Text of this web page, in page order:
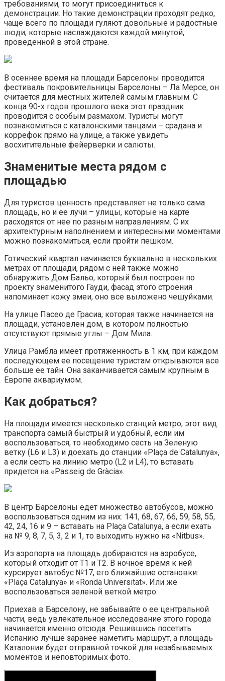
требованиями, то могут присоединиться к
демонстрации. Но такие демонстрации проходят редко,
чаще всего по площади гуляют довольные и радостные
люди, которые наслаждаются каждой минутой,
проведенной в этой стране.
В осеннее время на площади Барселоны проводится
фестиваль покровительницы Барселоны – Ла Мерсе, он
считается для местных жителей самым главным. С
конца 90-х годов прошлого века этот праздник
проводится с особым размахом. Туристы могут
познакомиться с каталонскими танцами – срадана и
коррефок прямо на улице, а также увидеть
восхитительные фейерверки и салюты.
Знаменитые места рядом с
площадью
Для туристов ценность представляет не только сама
площадь, но и ее лучи – улицы, которые на карте
расходятся от нее по разным направлениям. С их
архитектурным наполнением и интересными моментами
можно познакомиться, если пройти пешком.
Готический квартал начинается буквально в нескольких
метрах от площади, рядом с ней также можно
обнаружить Дом Бальо, который был построен по
проекту знаменитого Гауди, фасад этого строения
напоминает кожу змеи, оно все выложено чешуйками.
На улице Пасео де Грасиа, которая также начинается на
площади, установлен дом, в котором полностью
отсутствуют прямые углы – Дом Мила.
Улица Рамбла имеет протяженность в 1 км, при каждом
последующем ее посещение туристам открываются все
больше ее тайн. Она заканчивается самым крупным в
Европе аквариумом.
Как добраться?
На площади имеется несколько станций метро, этот вид
транспорта самый быстрый и удобный, если им
воспользоваться, то необходимо сесть на Зеленую
ветку (L6 и L3) и доехать до станции «Plaça de Catalunya»,
а если сесть на линию метро (L2 и L4), то вставать
придется на «Passeig de Gràcia».
В центр Барселоны едет множество автобусов, можно
воспользоваться одним из них: 141, 68, 67, 66, 59, 58, 55,
42, 24, 16 и 9 – вставать на Plaça Catalunya, а если ехать
на № 9, 8, 7, 5, 3, 2 и 1, то выходить нужно на «Nitbus».
Из аэропорта на площадь добираются на аэробусе,
который отходит от Т1 и Т2. В ночное время к ней
курсирует автобус №17, его ближайшие остановки:
«Plaça Catalunya» и «Ronda Universitat». Или же
воспользоваться зеленой веткой метро.
Приехав в Барселону, не забывайте о ее центральной
части, ведь увлекательное исследование этого города
начинается именно отсюда. Решившись посетить
Испанию лучше заранее наметить маршрут, а площадь
Каталонии будет отправной точкой для незабываемых
моментов и неповторимых фото.